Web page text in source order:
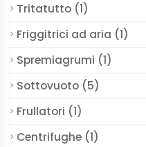
Tritatutto (1)
Friggitrici ad aria (1)
Spremiagrumi (1)
Sottovuoto (5)
Frullatori (1)
Centrifughe (1)